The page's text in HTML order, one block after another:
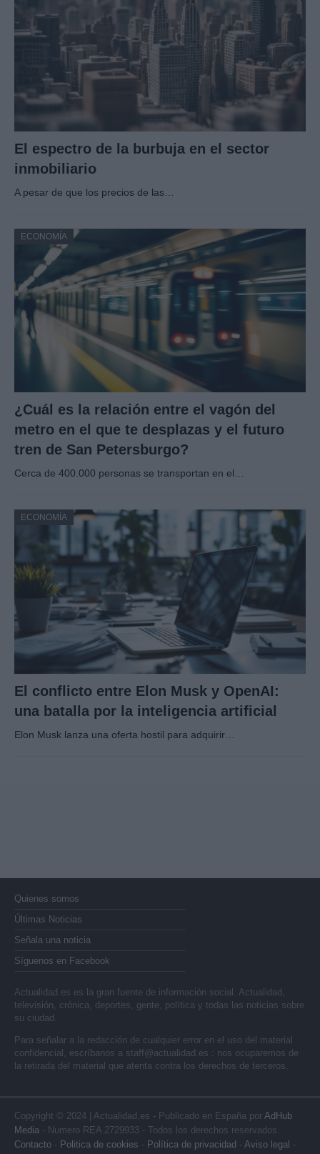
El espectro de la burbuja en el sector
inmobiliario
A pesar de que los precios de las…
ECONOMÍA
¿Cuál es la relación entre el vagón del
metro en el que te desplazas y el futuro
tren de San Petersburgo?
Cerca de 400.000 personas se transportan en el…
ECONOMÍA
El conflicto entre Elon Musk y OpenAI:
una batalla por la inteligencia artificial
Elon Musk lanza una oferta hostil para adquirir…
Quienes somos
Últimas Noticias
Señala una noticia
Síguenos en Facebook
Actualidad.es es la gran fuente de información social. Actualidad,
televisión, crónica, deportes, gente, política y todas las noticias sobre
su ciudad.
Para señalar a la redacción de cualquier error en el uso del material
confidencial, escríbanos a staff@actualidad.es : nos ocuparemos de
la retirada del material que atenta contra los derechos de terceros.
Copyright © 2024 | Actualidad.es - Publicado en España por AdHub
Media - Numero REA 2729933 - Todos los derechos reservados.
Contacto - Politica de cookies - Política de privacidad - Aviso legal -